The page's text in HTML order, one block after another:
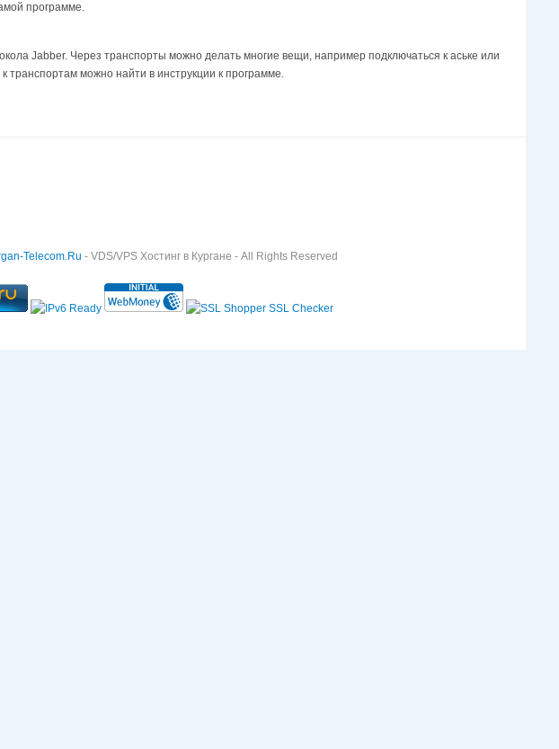
программе.
Jabber. Через транспорты можно делать многие вещи, например подключаться к аське или
можно найти в инструкции к программе.
Telecom.Ru - VDS/VPS Хостинг в Кургане - All Rights Reserved